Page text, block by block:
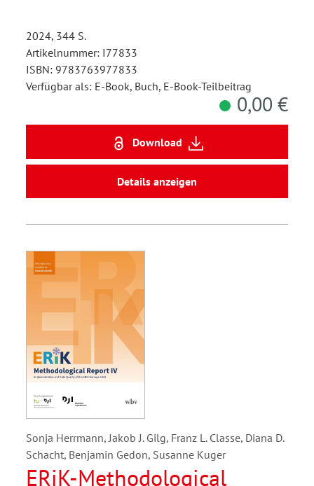
2024, 344 S.
Artikelnummer: I77833
ISBN: 9783763977833
Verfügbar als: E-Book, Buch, E-Book-Teilbeitrag
0,00 €
Download
Details anzeigen
Sonja Herrmann, Jakob J. Gilg, Franz L. Classe, Diana D.
Schacht, Benjamin Gedon, Susanne Kuger
ERiK-Methodological